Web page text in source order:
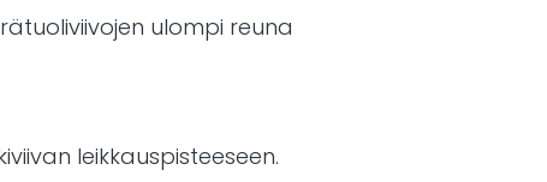
ulompi reuna
leikkauspisteeseen.